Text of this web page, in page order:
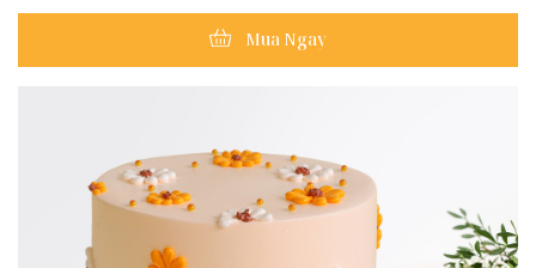
Mua Ngay